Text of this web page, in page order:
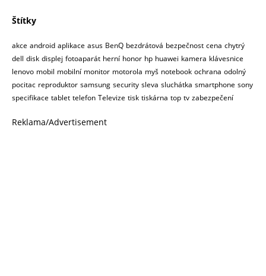
Štítky
akce android aplikace asus BenQ bezdrátová bezpečnost cena chytrý
dell disk displej fotoaparát herní honor hp huawei kamera klávesnice
lenovo mobil mobilní monitor motorola myš notebook ochrana odolný
pocitac reproduktor samsung security sleva sluchátka smartphone sony
specifikace tablet telefon Televize tisk tiskárna top tv zabezpečení
Reklama/Advertisement